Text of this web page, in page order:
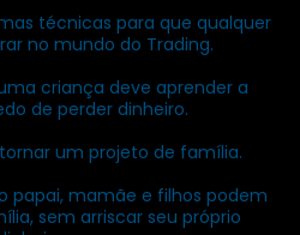
técnicas para que qualquer
no mundo do Trading.
criança deve aprender a
de perder dinheiro.
um projeto de família.
papai, mamãe e filhos podem
sem arriscar seu próprio